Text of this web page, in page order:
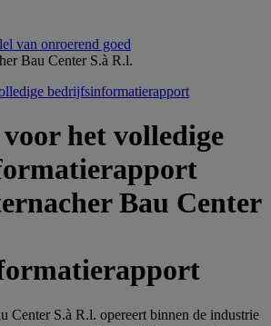
van onroerend goed
Bau Center S.à R.l.
Bau Center
Center S.à R.l. opereert binnen de industrie